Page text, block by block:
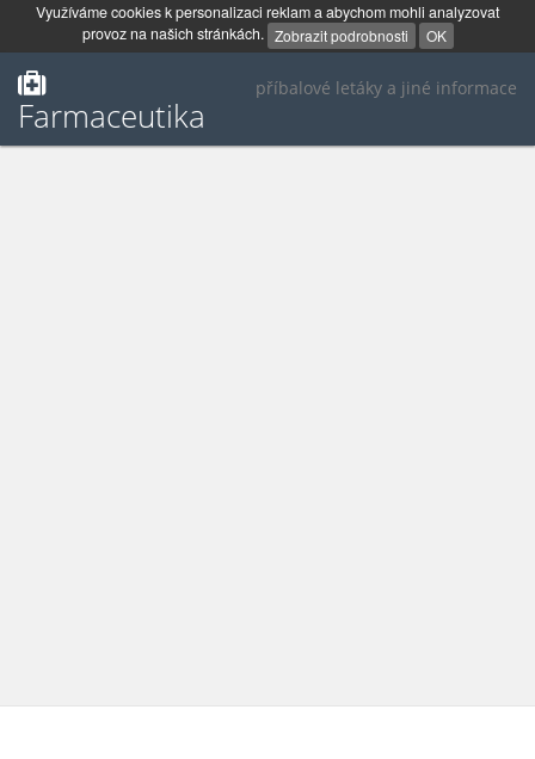
Využíváme cookies k personalizaci reklam a abychom mohli analyzovat
provoz na našich stránkách. Zobrazit podrobnosti OK
příbalové letáky a jiné informace
Farmaceutika